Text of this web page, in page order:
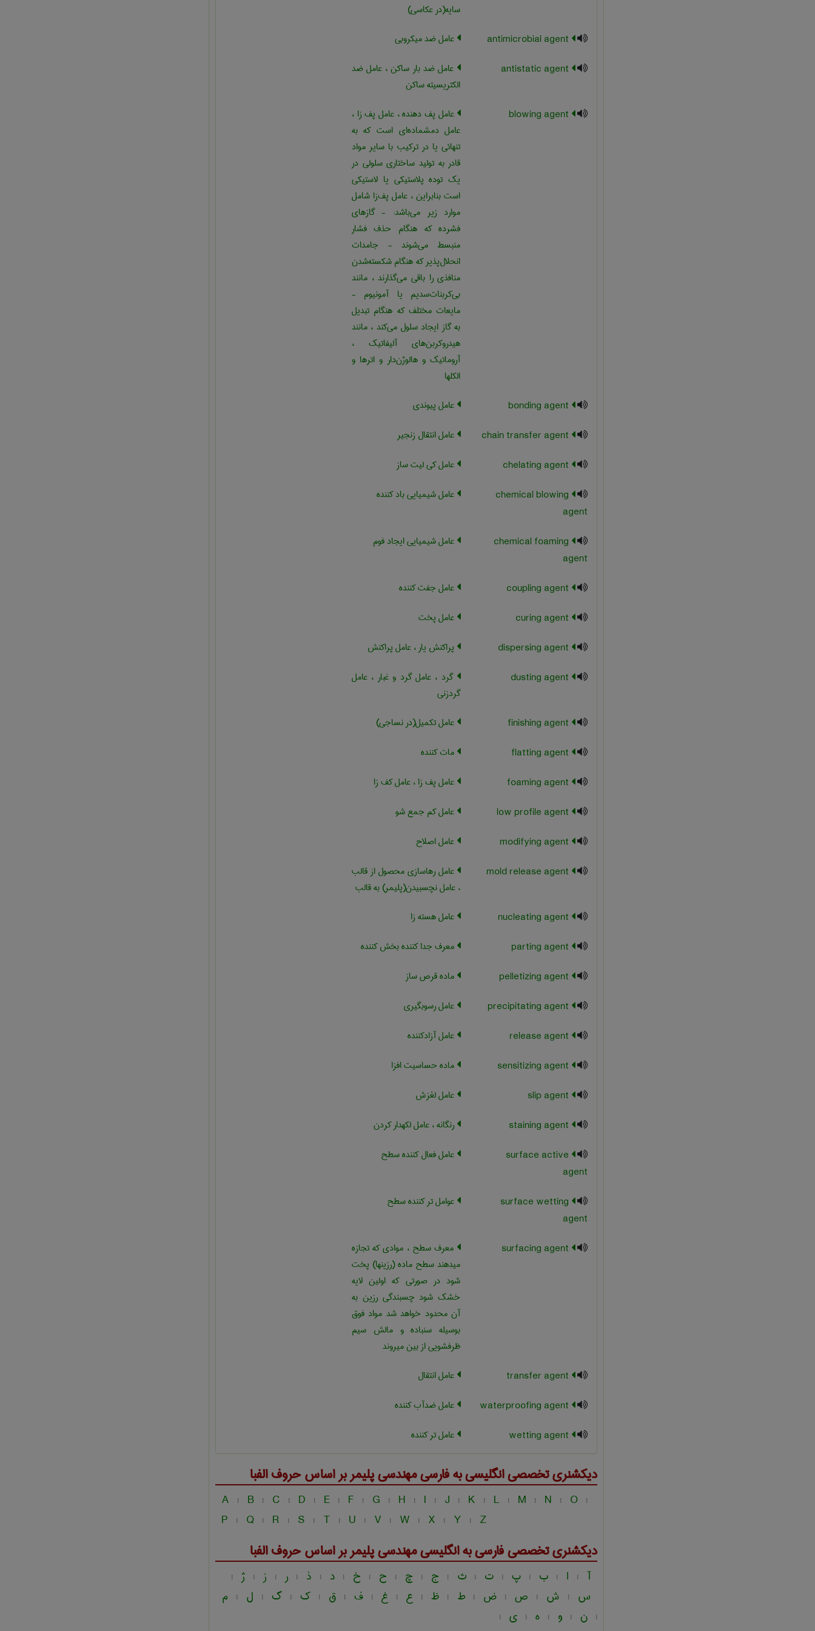
سایه(در عکاسی)
عامل ضد میکروبی
عامل ضد بار ساکن ، عامل ضد
الکتریسیته ساکن
عامل پف دهنده ، عامل پف زا ،
عامل دمشماده‌ای است که به
تنهائی یا در ترکیب با سایر مواد
قادر به تولید ساختاری سلولی در
یک توده پلاستیکی یا لاستیکی
است بنابراین ، عامل پف‌زا شامل
موارد زیر می‌باشد‌: - گازهای
فشرده که هنگام حذف فشار
منبسط می‌شوند - جامدات
انحلال‌پذیر که هنگام شکسته‌شدن
منافذی را باقی می‌گذارند ، مانند
بی‌کربنات‌سدیم یا آمونیوم -
مایعات مختلف که هنگام تبدیل
به گاز ایجاد سلول می‌کند ، مانند
هیدروکربن‌های آلیفاتیک ،
آروماتیک و هالوژن‌دار و اترها و
الکلها
عامل پیوندی
عامل انتقال زنجیر
عامل کی لیت ساز
chemical blowing
agent
عامل شیمیایی باد کننده
chemical foaming
agent
عامل شیمیایی ایجاد فوم
عامل جفت کننده
عامل پخت
پراکنش یار ، عامل پراکنش
گرد ، عامل گرد و غبار ، عامل
گردزنی
عامل تکمیل(در نساجی)
مات کننده
عامل پف زا ، عامل کف زا
عامل کم جمع شو
عامل اصلاح
عامل رهاسازی محصول از قالب
، عامل نچسبیدن(پلیمر) به قالب
عامل هسته زا
معرف جدا کننده بخش کننده
ماده قرص ساز
عامل رسوبگیری
عامل آزادکننده
ماده حساسیت افزا
عامل لغزش
رنگانه ، عامل لکه‏دار کردن
surface active
agent
عامل فعال کننده سطح
surface wetting
agent
عوامل تر کننده سطح
معرف سطح ، موادی که تجازه
می‏دهند سطح ماده (رزینها) پخت
شود در صورتی که اولین لایه
خشک شود چسبندگی رزین به
آن محدود خواهد شد مواد فوق
بوسیله سنباده و مالش سیم
ظرفشویی از بین می‏روند
عامل انتقال
عامل ضدآب کننده
عامل تر کننده
دیکشنری تخصصی انگلیسی به فارسیمهندسی پليمربر اساس حروف الفبا
A | B | C | D | E | F | G | H | I | J | K | L | M | N | O |
P | Q | R | S | T | U | V | W | X | Y | Z
دیکشنری تخصصی فارسی به انگلیسیمهندسی پليمربر اساس حروف الفبا
آ | ا | ب | پ | ت | ث | ج | چ | ح | خ | د | ذ | ر | ز | ژ |
س | ش | ص | ض | ط | ظ | ع | غ | ف | ق | ک | گ | ل | م
| ن | و | ه | ی |